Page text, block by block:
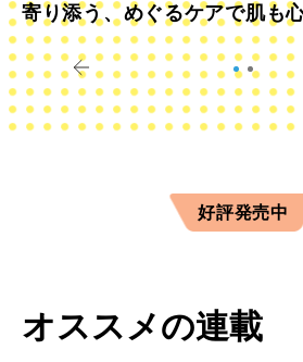
寄り添う、めぐるケアで肌も
きに
好評発売中
オススメの連載